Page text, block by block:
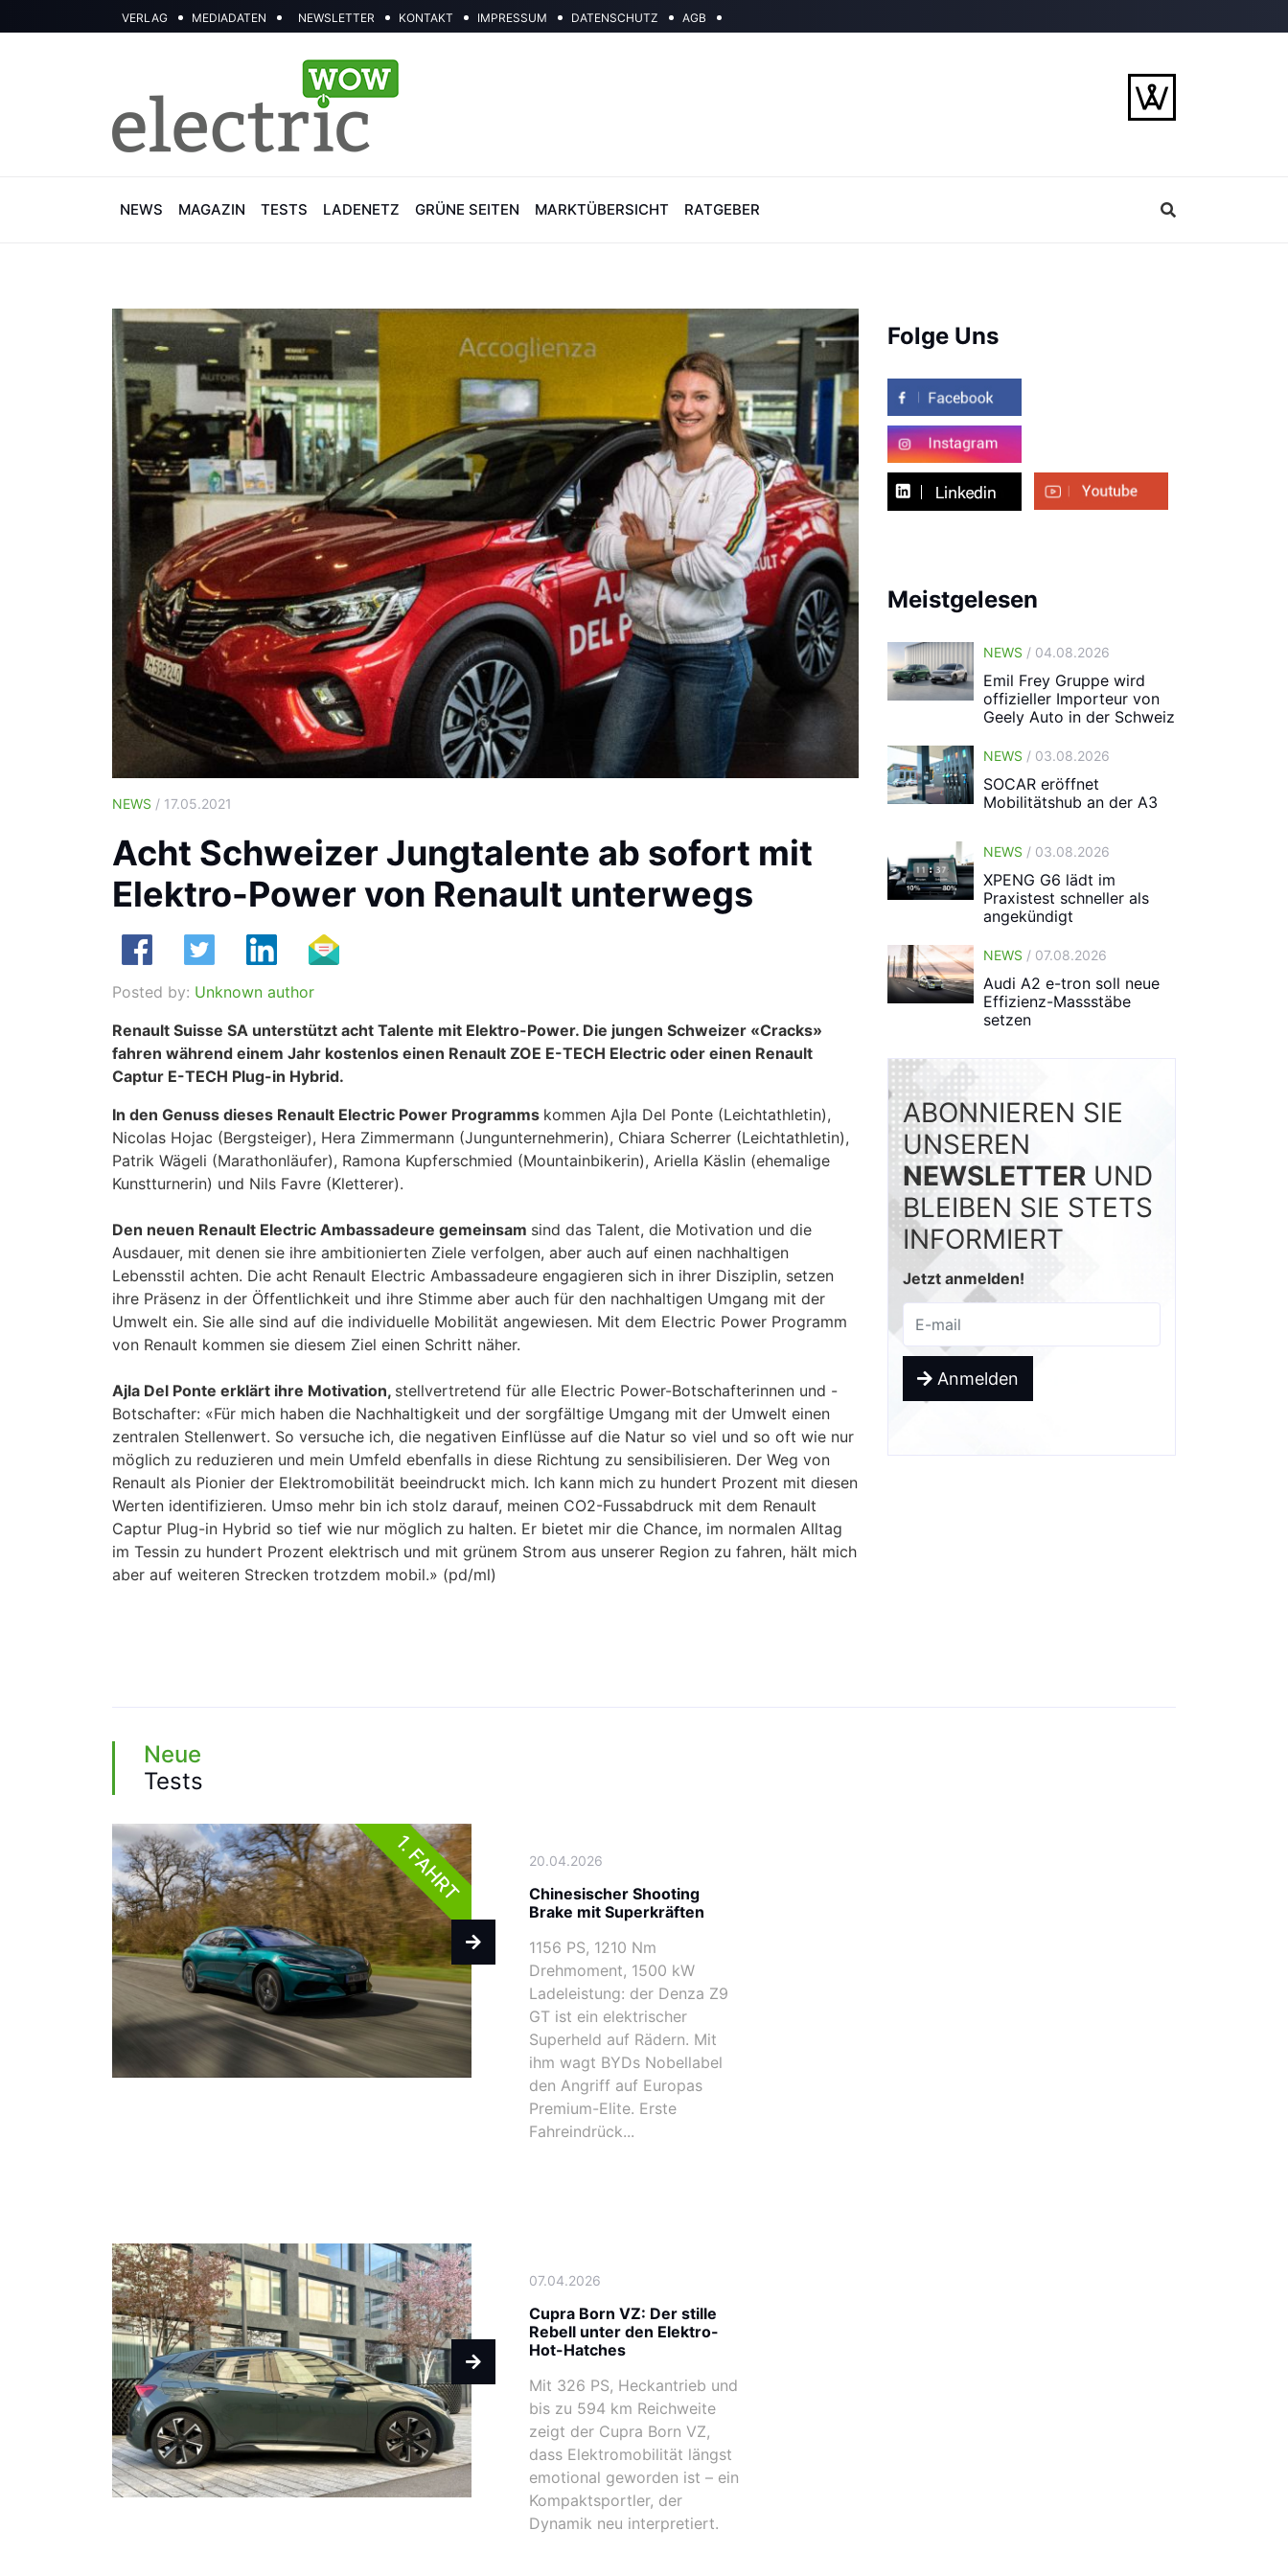
VERLAG MEDIADATEN NEWSLETTER KONTAKT IMPRESSUM DATENSCHUTZ AGB
NEWS MAGAZIN TESTS LADENETZ GRÜNE SEITEN MARKTÜBERSICHT RATGEBER
NEWS / 17.05.2021
Acht Schweizer Jungtalente ab sofort mit
Elektro-Power von Renault unterwegs
Posted by: Unknown author
Renault Suisse SA unterstützt acht Talente mit Elektro-Power. Die jungen Schweizer «Cracks»
fahren während einem Jahr kostenlos einen Renault ZOE E-TECH Electric oder einen Renault
Captur E-TECH Plug-in Hybrid.
In den Genuss dieses Renault Electric Power Programms kommen Ajla Del Ponte (Leichtathletin),
Nicolas Hojac (Bergsteiger), Hera Zimmermann (Jungunternehmerin), Chiara Scherrer (Leichtathletin),
Patrik Wägeli (Marathonläufer), Ramona Kupferschmied (Mountainbikerin), Ariella Käslin (ehemalige
Kunstturnerin) und Nils Favre (Kletterer).
​Den neuen Renault Electric Ambassadeure gemeinsam sind das Talent, die Motivation und die
Ausdauer, mit denen sie ihre ambitionierten Ziele verfolgen, aber auch auf einen nachhaltigen
Lebensstil achten. Die acht Renault Electric Ambassadeure engagieren sich in ihrer Disziplin, setzen
ihre Präsenz in der Öffentlichkeit und ihre Stimme aber auch für den nachhaltigen Umgang mit der
Umwelt ein. Sie alle sind auf die individuelle Mobilität angewiesen. Mit dem Electric Power Programm
von Renault kommen sie diesem Ziel einen Schritt näher.
Ajla Del Ponte erklärt ihre Motivation, stellvertretend für alle Electric Power-Botschafterinnen und -
Botschafter: «Für mich haben die Nachhaltigkeit und der sorgfältige Umgang mit der Umwelt einen
zentralen Stellenwert. So versuche ich, die negativen Einflüsse auf die Natur so viel und so oft wie nur
möglich zu reduzieren und mein Umfeld ebenfalls in diese Richtung zu sensibilisieren. Der Weg von
Renault als Pionier der Elektromobilität beeindruckt mich. Ich kann mich zu hundert Prozent mit diesen
Werten identifizieren. Umso mehr bin ich stolz darauf, meinen CO2-Fussabdruck mit dem Renault
Captur Plug-in Hybrid so tief wie nur möglich zu halten. Er bietet mir die Chance, im normalen Alltag
im Tessin zu hundert Prozent elektrisch und mit grünem Strom aus unserer Region zu fahren, hält mich
aber auf weiteren Strecken trotzdem mobil.» (pd/ml)
Folge Uns
Meistgelesen
NEWS / 04.08.2026
Emil Frey Gruppe wird
offizieller Importeur von
Geely Auto in der Schweiz
NEWS / 03.08.2026
SOCAR eröffnet
Mobilitätshub an der A3
NEWS / 03.08.2026
XPENG G6 lädt im
Praxistest schneller als
angekündigt
NEWS / 07.08.2026
Audi A2 e-tron soll neue
Effizienz-Massstäbe
setzen
ABONNIEREN SIE
UNSEREN
NEWSLETTER UND
BLEIBEN SIE STETS
INFORMIERT
Jetzt anmelden!
Anmelden
Neue
Tests
1. FAHRT 20.04.2026
Chinesischer Shooting
Brake mit Superkräften
1156 PS, 1210 Nm
Drehmoment, 1500 kW
Ladeleistung: der Denza Z9
GT ist ein elektrischer
Superheld auf Rädern. Mit
ihm wagt BYDs Nobellabel
den Angriff auf Europas
Premium-Elite. Erste
Fahreindrück...
07.04.2026
Cupra Born VZ: Der stille
Rebell unter den Elektro-
Hot-Hatches
Mit 326 PS, Heckantrieb und
bis zu 594 km Reichweite
zeigt der Cupra Born VZ,
dass Elektromobilität längst
emotional geworden ist – ein
Kompaktsportler, der
Dynamik neu interpretiert.